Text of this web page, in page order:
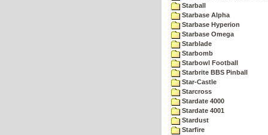
Starball
Starbase Alpha
Starbase Hyperion
Starbase Omega
Starblade
Starbomb
Starbowl Football
Starbrite BBS Pinball
Star-Castle
Starcross
Stardate 4000
Stardate 4001
Stardust
Starfire